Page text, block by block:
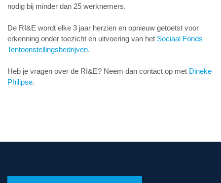
nodig bij minder dan 25 werknemers.
De RI&E wordt elke 3 jaar herzien en opnieuw getoetst voor
erkenning onder toezicht en uitvoering van het Sociaal Fonds
Tentoonstellingsbedrijven.
Heb je vragen over de RI&E? Neem dan contact op met Dineke
Philipse.